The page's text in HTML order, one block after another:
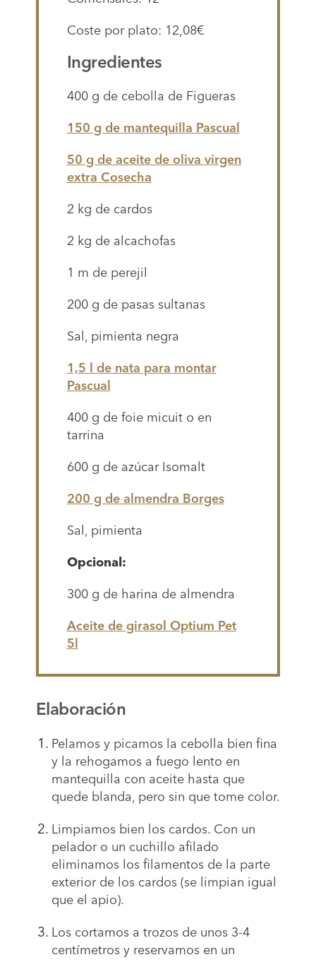
Coste por plato: 12,08€
Ingredientes
400 g de cebolla de Figueras
150 g de mantequilla Pascual
50 g de aceite de oliva virgen
extra Cosecha
2 kg de cardos
2 kg de alcachofas
1 m de perejil
200 g de pasas sultanas
Sal, pimienta negra
1,5 l de nata para montar
Pascual
400 g de foie micuit o en
tarrina
600 g de azúcar Isomalt
200 g de almendra Borges
Sal, pimienta
Opcional:
300 g de harina de almendra
Aceite de girasol Optium Pet
5l
Elaboración
Pelamos y picamos la cebolla bien fina
y la rehogamos a fuego lento en
mantequilla con aceite hasta que
quede blanda, pero sin que tome color.
Limpiamos bien los cardos. Con un
pelador o un cuchillo afilado
eliminamos los filamentos de la parte
exterior de los cardos (se limpian igual
que el apio).
Los cortamos a trozos de unos 3-4
centímetros y reservamos en un